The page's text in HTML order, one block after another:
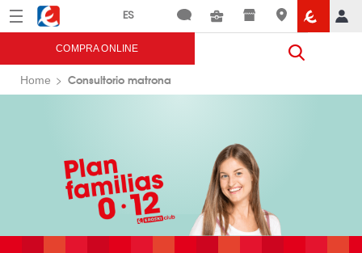
Menú Eroski
COMPRA ONLINE
Home Consultorio matrona